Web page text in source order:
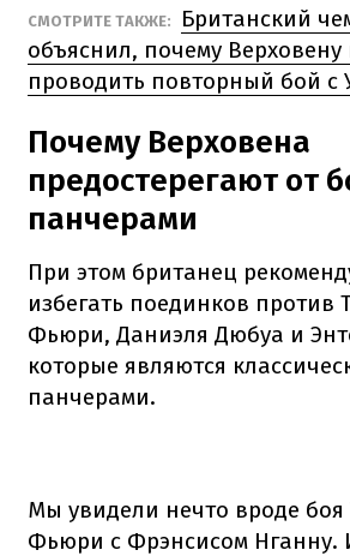
СМОТРИТЕ ТАКЖЕ:
Британский
объяснил, почему Верховену
проводить повторный бой с
Почему Верховена
предостерегают от
панчерами
При этом британец
избегать поединков против
Фьюри, Даниэля Дюбуа и
которые являются
панчерами.
Мы увидели нечто вроде боя
Фьюри с Фрэнсисом Нганну.